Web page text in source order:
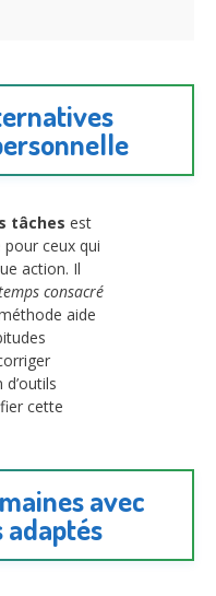
tâches est
ceux qui
action. Il
consacré
aide
cette
avec
adaptés